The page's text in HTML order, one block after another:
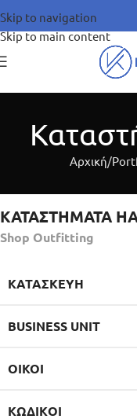
Skip to navigation
Skip to main content
Αρχική
ΚΑΤΑΣΤΗΜΑΤΑ
Shop Outfitting
ΚΑΤΑΣΚΕΥΉ
BUSINESS UNIT
ΟΊΚΟΙ
ΚΩΔΙΚOΊ